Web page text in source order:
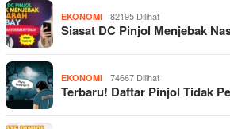
EKONOMI 82195 Dilihat
Siasat DC Pinjol Menjebak
EKONOMI 74667 Dilihat
Terbaru! Daftar Pinjol Tidak